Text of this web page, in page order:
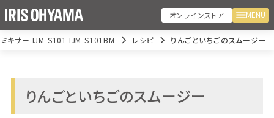
オンラインストア MENU
ミキサー IJM-S101 IJM-S101BM レシピ りんごといちごのスムージー
りんごといちごのスムージー